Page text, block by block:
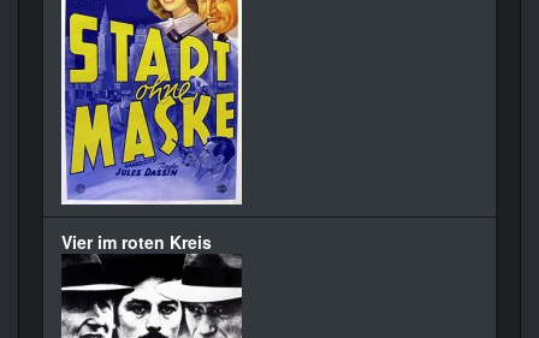
Vier im roten Kreis